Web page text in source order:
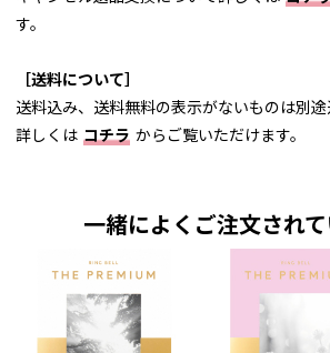
す。
［送料について］
送料込み、送料無料の表示がないものは別途
詳しくは コチラ からご覧いただけます。
一緒によくご注文され